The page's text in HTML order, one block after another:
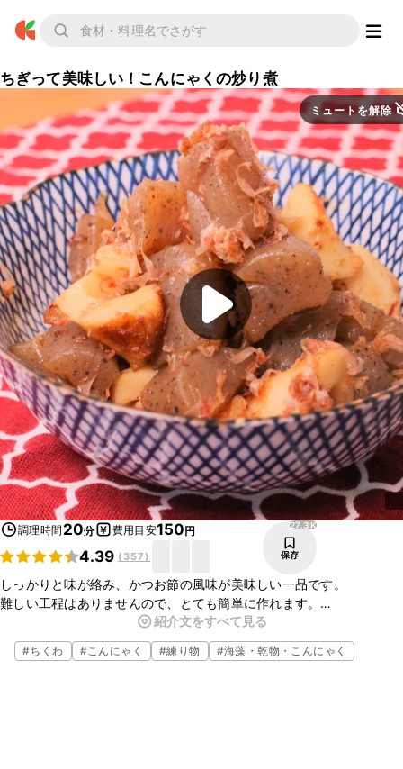
ちぎって美味しい！こんにゃくの炒り煮
ミュートを解除
調理時間 20分 費用目安150円
4.39 ( 357)
27.3K
保存
しっかりと味が絡み、かつお節の風味が美味しい一品です。
難しい工程はありませんので、とても簡単に作れます。
アク抜きをしていないこんにゃくでも、アク抜きの方法はとても簡単
にできてしまいます。
ぜひお試し下さい。
紹介文をすべて見る
#ちくわ #こんにゃく #練り物 #海藻・乾物・こんにゃく